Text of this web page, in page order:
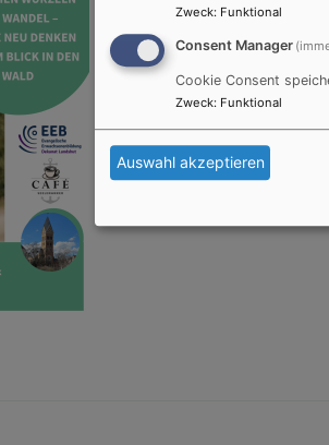
Im Anschluss besteht
Zweck: Funktional
Consent Manager
Cookie Consent
Zweck: Funktional
Auswahl akzeptieren